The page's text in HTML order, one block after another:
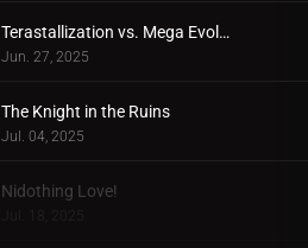
Terastallization vs. Mega Evolution!
Jun. 27, 2025
The Knight in the Ruins
Jul. 04, 2025
Nidothing Love!
Jul. 18, 2025